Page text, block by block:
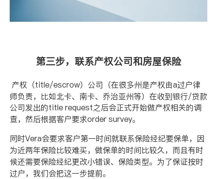
第三步，联系产权公司和房屋保险
产权（title/escrow）公司（在很多州是产权由a过户律
师负责，比如北卡、南卡、乔治亚州等）在收到银行/贷款
公司发出的title request之后会正式开始做产权相关的调
查，然后根据客户要求order survey。
同时Vera会要求客户第一时间就联系保险经纪要保单，因
为近两年保险比较难买，做保单的时间比较久，而且有时
候还需要保险经纪更改小错误、保险类型。为了保证按时
过户，我们会把这一步提前。